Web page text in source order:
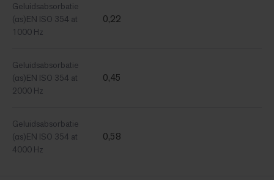
Geluidsabsorbatie
(αs)EN ISO 354 at
1000 Hz
0,22
Geluidsabsorbatie
(αs)EN ISO 354 at
2000 Hz
0,45
Geluidsabsorbatie
(αs)EN ISO 354 at
4000 Hz
0,58